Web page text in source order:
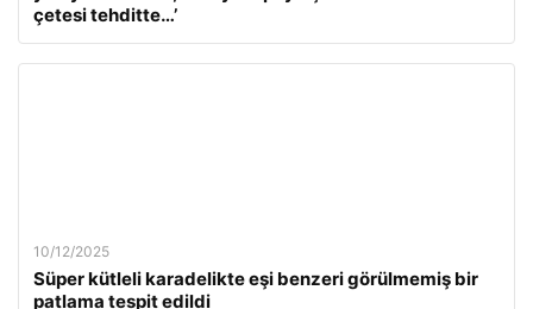
çetesi tehditte…’
10/12/2025
Süper kütleli karadelikte eşi benzeri görülmemiş bir
patlama tespit edildi